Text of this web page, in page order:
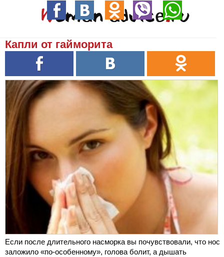
Капли от гайморита
Если после длительного насморка вы почувствовали, что нос
заложило «по-особенному», голова болит, а дышать